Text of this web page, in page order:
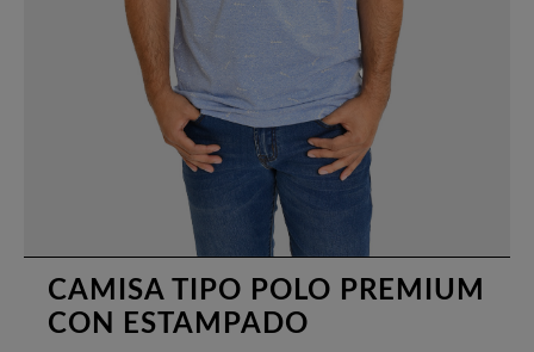
CAMISA TIPO POLO PREMIUM
CON ESTAMPADO